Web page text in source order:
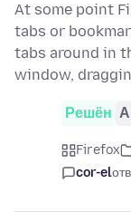
At some point
tabs or
tabs around in
window,
Решён
Firefox
cor-el